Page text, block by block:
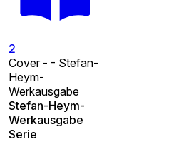
2
Cover - - Stefan-
Heym-
Werkausgabe
Stefan-Heym-
Werkausgabe
Serie